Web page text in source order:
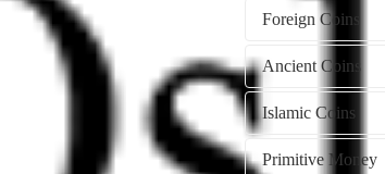
Foreign Coins
Ancient Coins
Islamic Coins
Primitive Money